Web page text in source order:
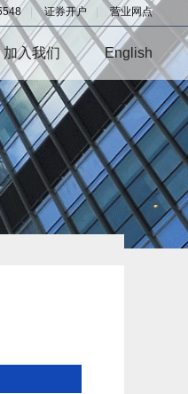
| 证券开户 营业网点
加入我们 English